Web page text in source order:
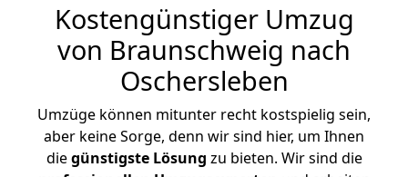
Kostengünstiger Umzug
von Braunschweig nach
Oschersleben
Umzüge können mitunter recht kostspielig sein,
aber keine Sorge, denn wir sind hier, um Ihnen
diegünstigste Lösung zu bieten. Wir sind die